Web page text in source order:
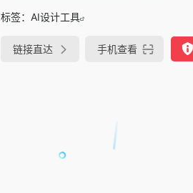
标签： AI设计工具
链接直达 手机查看